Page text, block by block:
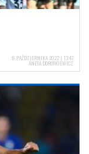
8 PAŹDZIERNIKA 2022 | 13:47
ANETA DOROTKIEWICZ